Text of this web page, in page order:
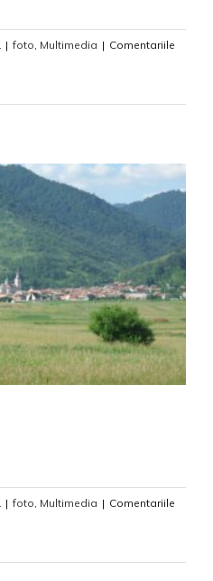
| foto Multimedia | Comentariile
| foto Multimedia | Comentariile